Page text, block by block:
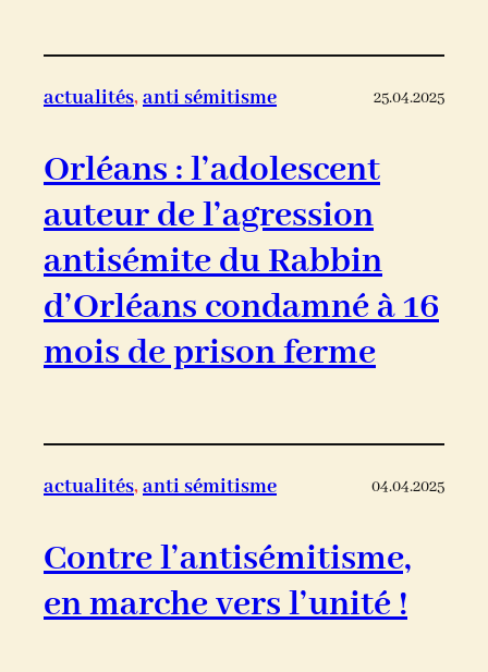
actualités, anti sémitisme 25.04.2025
Orléans : l’adolescent
auteur de l’agression
antisémite du Rabbin
d’Orléans condamné à 16
mois de prison ferme
actualités, anti sémitisme 04.04.2025
Contre l’antisémitisme,
en marche vers l’unité !